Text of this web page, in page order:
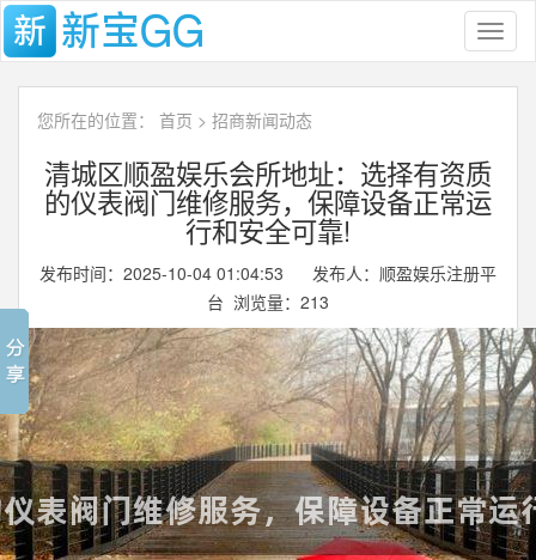
您所在的位置： 首页 > 招商新闻动态
清城区顺盈娱乐会所地址：选择有资质
的仪表阀门维修服务，保障设备正常运
行和安全可靠!
发布时间：2025-10-04 01:04:53 发布人：顺盈娱乐注册平
台 浏览量： 213